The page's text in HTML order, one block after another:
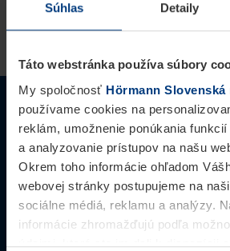
Súhlas Detaily
Táto webstránka používa súbory
My spoločnosť Hörmann
používame cookies na
reklám, umožnenie ponúkania
a analyzovanie prístupov na našu
Okrem toho informácie ohľadom
webovej stránky postupujeme na
sociálne médiá, reklamu a analýzy.
informácie zhromažďujú podľa
údajmi, ktoré ste im dali k dispozícii
VY­ŽIA­DA­NIE PO­NU­KY